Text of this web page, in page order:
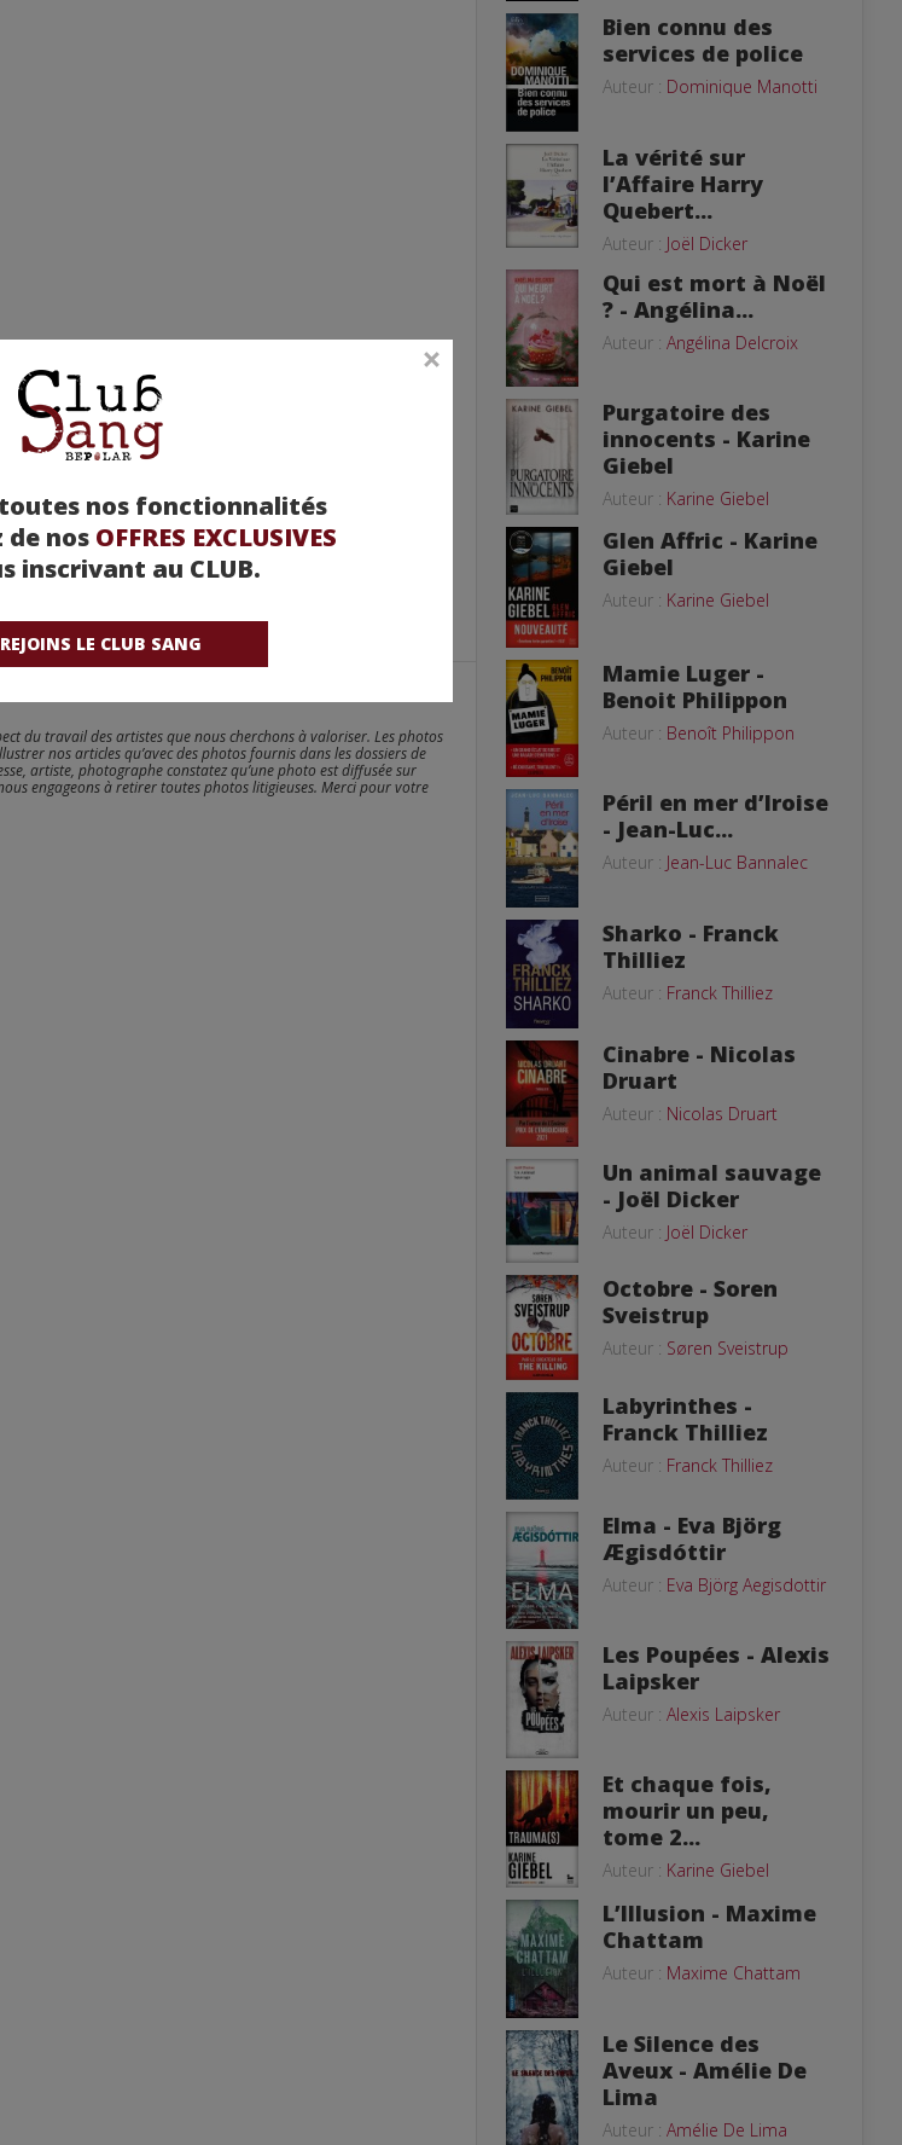
nos fonctionnalités
nos OFFRES EXCLUSIVES
inscrivant au CLUB.
REJOINS LE CLUB SANG
du travail des artistes que nous cherchons à valoriser. Les photos
nos articles qu’avec des photos fournis dans les dossiers de
artiste, photographe constatez qu’une photo est diffusée sur
engageons à retirer toutes photos litigieuses. Merci pour votre
Bien connu des
services de police
Auteur : Dominique Manotti
La vérité sur
l’Affaire Harry
Quebert...
Auteur : Joël Dicker
Qui est mort à Noël
? - Angélina...
Auteur : Angélina Delcroix
Purgatoire des
innocents - Karine
Giebel
Auteur : Karine Giebel
Glen Affric - Karine
Giebel
Auteur : Karine Giebel
Mamie Luger -
Benoit Philippon
Auteur : Benoît Philippon
Péril en mer d’Iroise
- Jean-Luc...
Auteur : Jean-Luc Bannalec
Sharko - Franck
Thilliez
Auteur : Franck Thilliez
Cinabre - Nicolas
Druart
Auteur : Nicolas Druart
Un animal sauvage
- Joël Dicker
Auteur : Joël Dicker
Octobre - Soren
Sveistrup
Auteur : Søren Sveistrup
Labyrinthes -
Franck Thilliez
Auteur : Franck Thilliez
Elma - Eva Björg
Ægisdóttir
Auteur : Eva Björg Aegisdottir
Les Poupées - Alexis
Laipsker
Auteur : Alexis Laipsker
Et chaque fois,
mourir un peu,
tome 2...
Auteur : Karine Giebel
L’Illusion - Maxime
Chattam
Auteur : Maxime Chattam
Le Silence des
Aveux - Amélie De
Lima
Auteur : Amélie De Lima